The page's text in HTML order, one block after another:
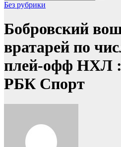
Без рубрики
Бобровский
вратарей по
плей-офф НХЛ
РБК Спорт